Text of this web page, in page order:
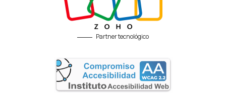
Partner tecnológico